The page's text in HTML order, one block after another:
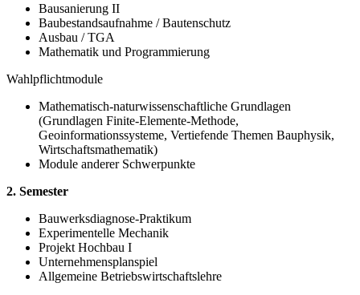
Bausanierung II
Baubestandsaufnahme / Bautenschutz
Ausbau / TGA
Mathematik und Programmierung
Wahlpflichtmodule
Mathematisch-naturwissenschaftliche Grundlagen
(Grundlagen Finite-Elemente-Methode,
Geoinformationssysteme, Vertiefende Themen Bauphysik,
Wirtschaftsmathematik)
Module anderer Schwerpunkte
2. Semester
Bauwerksdiagnose-Praktikum
Experimentelle Mechanik
Projekt Hochbau I
Unternehmensplanspiel
Allgemeine Betriebswirtschaftslehre